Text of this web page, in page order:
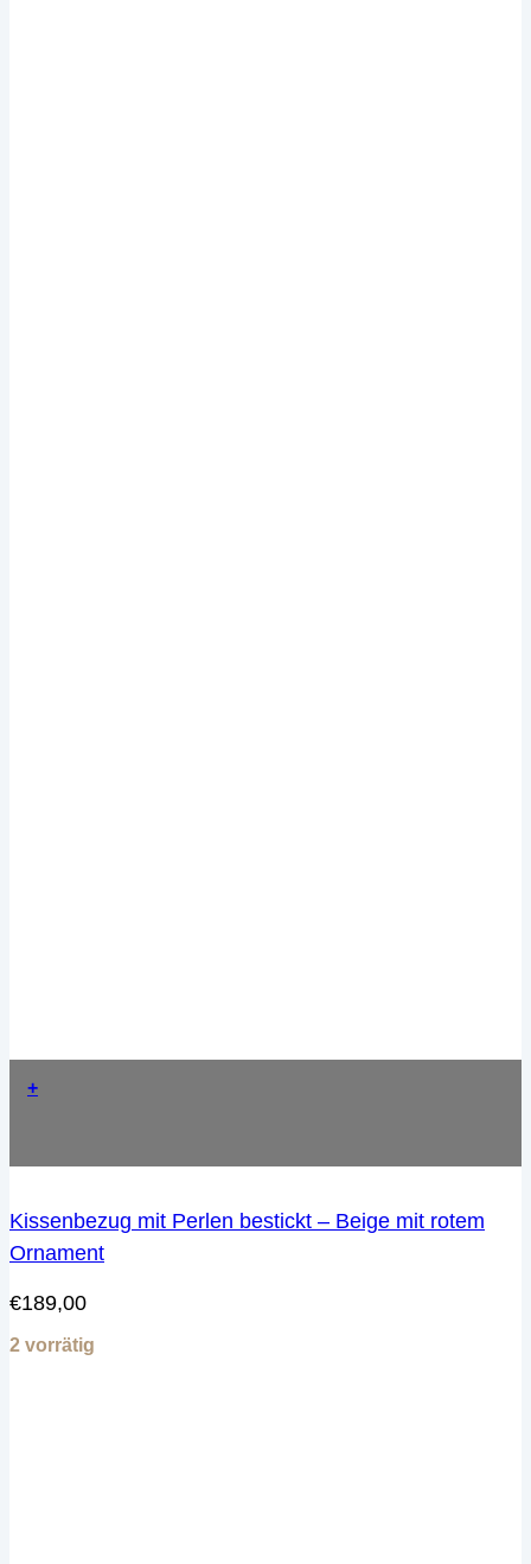
+
Kissenbezug mit Perlen bestickt – Beige mit rotem
Ornament
€189,00
2 vorrätig